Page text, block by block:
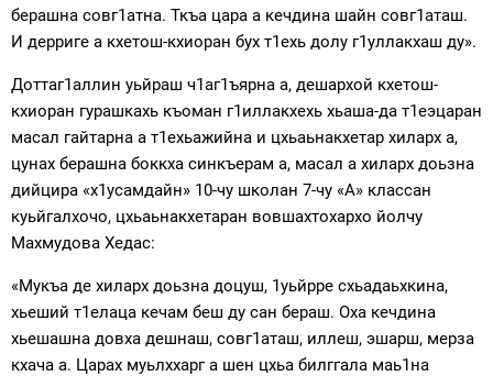
берашна совг1атна. Ткъа цара а кечдина шайн совг1аташ.
И дерриге а кхетош-кхиоран бух т1ехь долу г1уллакхаш ду».
Доттаг1аллин уьйраш ч1аг1ъярна а, дешархой кхетош-
кхиоран гурашкахь къоман г1иллакхехь хьаша-да т1еэцаран
масал гайтарна а т1ехьажийна и цхьаьнакхетар хиларх а,
цунах берашна боккха синкъерам а, масал а хиларх доьзна
дийцира «х1усамдайн» 10-чу школан 7-чу «А» классан
куьйгалхочо, цхьаьнакхетаран вовшахтохархо йолчу
Махмудова Хедас:
«Мукъа де хиларх доьзна доцуш, 1уьйрре схьадаьхкина,
хьеший т1елаца кечам беш ду сан бераш. Оха кечдина
хьешашна довха дешнаш, совг1аташ, иллеш, эшарш, мерза
кхача а. Царах муьлххарг а шен цхьа билггала маь1на